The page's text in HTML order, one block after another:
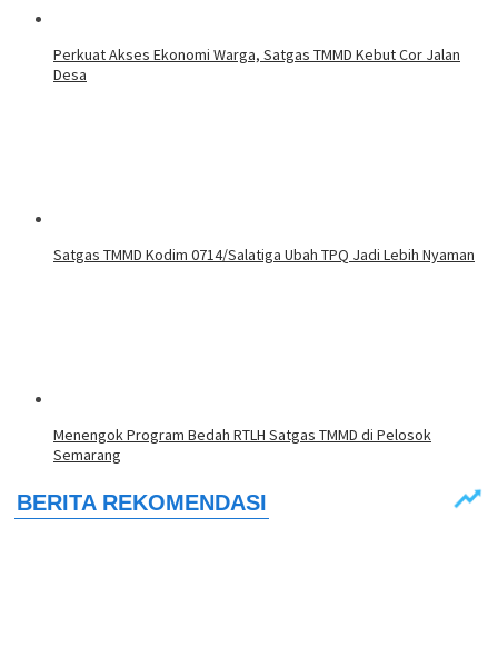
Perkuat Akses Ekonomi Warga, Satgas TMMD Kebut Cor Jalan
Desa
Satgas TMMD Kodim 0714/Salatiga Ubah TPQ Jadi Lebih Nyaman
Menengok Program Bedah RTLH Satgas TMMD di Pelosok
Semarang